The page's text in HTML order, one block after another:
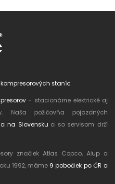
staníc
- stacionárne elektrické aj
Naša požičovňa pojazdných
na Slovensku a so servisom drží
značiek Atlas Copco, Alup a
1992, máme 9 pobočiek po ČR a